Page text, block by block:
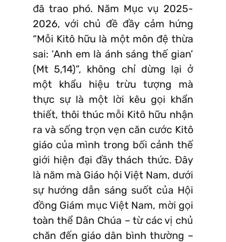
đã trao phó. Năm Mục vụ 2025-
2026, với chủ đề đầy cảm hứng
“Mỗi Kitô hữu là một môn đệ thừa
sai: ‘Anh em là ánh sáng thế gian’
(Mt 5,14)”, không chỉ dừng lại ở
một khẩu hiệu trừu tượng mà
thực sự là một lời kêu gọi khẩn
thiết, thôi thúc mỗi Kitô hữu nhận
ra và sống trọn vẹn căn cước Kitô
giáo của mình trong bối cảnh thế
giới hiện đại đầy thách thức. Đây
là năm mà Giáo hội Việt Nam, dưới
sự hướng dẫn sáng suốt của Hội
đồng Giám mục Việt Nam, mời gọi
toàn thể Dân Chúa – từ các vị chủ
chăn đến giáo dân bình thường –